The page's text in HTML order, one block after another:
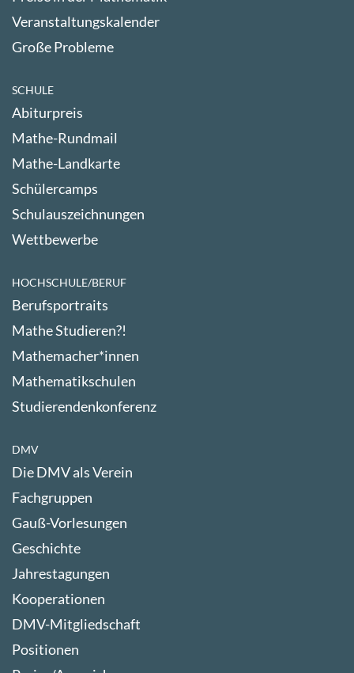
Veranstaltungskalender
Große Probleme
SCHULE
Abiturpreis
Mathe-Rundmail
Mathe-Landkarte
Schülercamps
Schulauszeichnungen
Wettbewerbe
HOCHSCHULE/BERUF
Berufsportraits
Mathe Studieren?!
Mathemacher*innen
Mathematikschulen
Studierendenkonferenz
DMV
Die DMV als Verein
Fachgruppen
Gauß-Vorlesungen
Geschichte
Jahrestagungen
Kooperationen
DMV-Mitgliedschaft
Positionen